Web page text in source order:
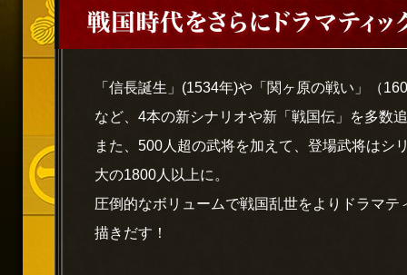
「信長誕生」(1534年)や「関ヶ原の戦い」（
など、4本の新シナリオや新「戦国伝」を多数
また、500人超の武将を加えて、登場武将はシ
大の1800人以上に。
圧倒的なボリュームで戦国乱世をよりドラマテ
描きだす！